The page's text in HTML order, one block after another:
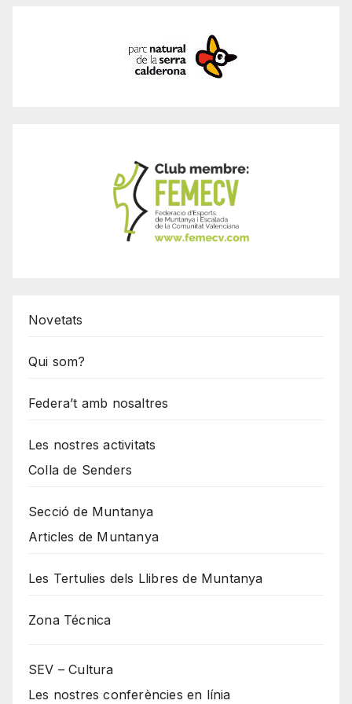
Novetats
Qui som?
Federa’t amb nosaltres
Les nostres activitats
Colla de Senders
Secció de Muntanya
Articles de Muntanya
Les Tertulies dels Llibres de Muntanya
Zona Técnica
SEV – Cultura
Les nostres conferències en línia